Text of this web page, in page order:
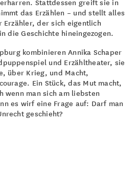
das Erzählen – und stellt alles
der sich eigentlich
die Geschichte hineingezogen.
kombinieren Annika Schaper
und Erzähltheater, sie
über Krieg, und Macht,
Ein Stück, das Mut macht,
wenn man sich am liebsten
es wirf eine Frage auf: Darf man
geschieht?